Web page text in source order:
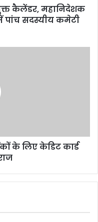
कैलेंडर, महानिदेशक
में पांच सदस्यीय कमेटी
के लिए केडिट कार्ड